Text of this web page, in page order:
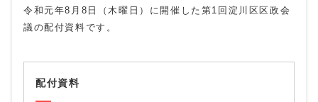
令和元年8月8日（木曜日）に開催した第1回淀川区区政会
議の配付資料です。
配付資料